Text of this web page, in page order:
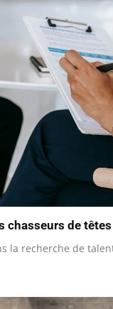
de
la recherche de